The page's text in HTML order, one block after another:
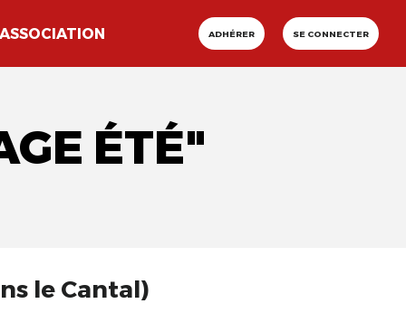
ASSOCIATION ADHÉRER SE CONNECTER
ÉTÉ"
le Cantal)